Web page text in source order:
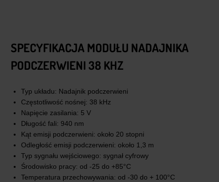
SPECYFIKACJA MODUŁU NADAJNIKA
PODCZERWIENI 38 KHZ
Typ układu: Nadajnik podczerwieni
Częstotliwość nośnej: 38 kHz
Napięcie zasilania: 5 V
Długość fali: 940 nm
Kąt emisji podczerwieni: około 20 stopni
Odległość emisji podczerwieni: około 1,3 m
Typ sygnału wejściowego: sygnał cyfrowy
Środowisko pracy: od -25 do +85°C
Temperatura przechowywania: od -30 do + 100°C